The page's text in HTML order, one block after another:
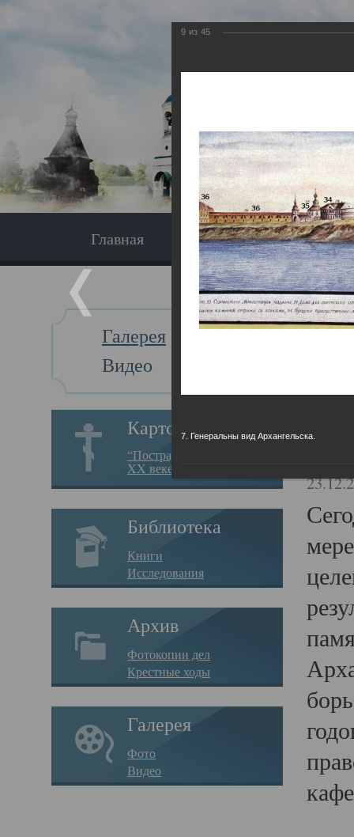
Главная Экскурсия
Галерея
Видео
Картотека
“Пострадавшие за веру в
XX веке на Севере”
Библиотека
Книги
Исследования
Архив
Фотокопии дел
Крестные ходы
Галерея
Фото
Видео
Главная
9 из 45
7. Генеральны вид Архангельска.